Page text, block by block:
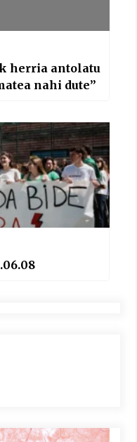
herria antolatu
nahi dute”